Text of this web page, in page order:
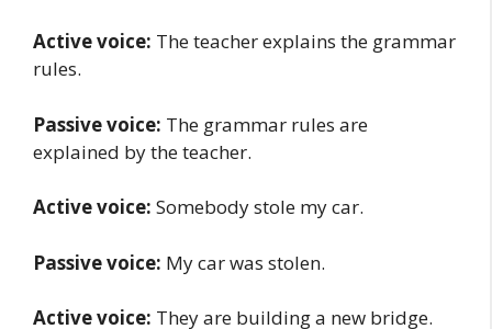
Active voice: The teacher explains the grammar
rules.
Passive voice: The grammar rules are
explained by the teacher.
Active voice: Somebody stole my car.
Passive voice: My car was stolen.
Active voice: They are building a new bridge.